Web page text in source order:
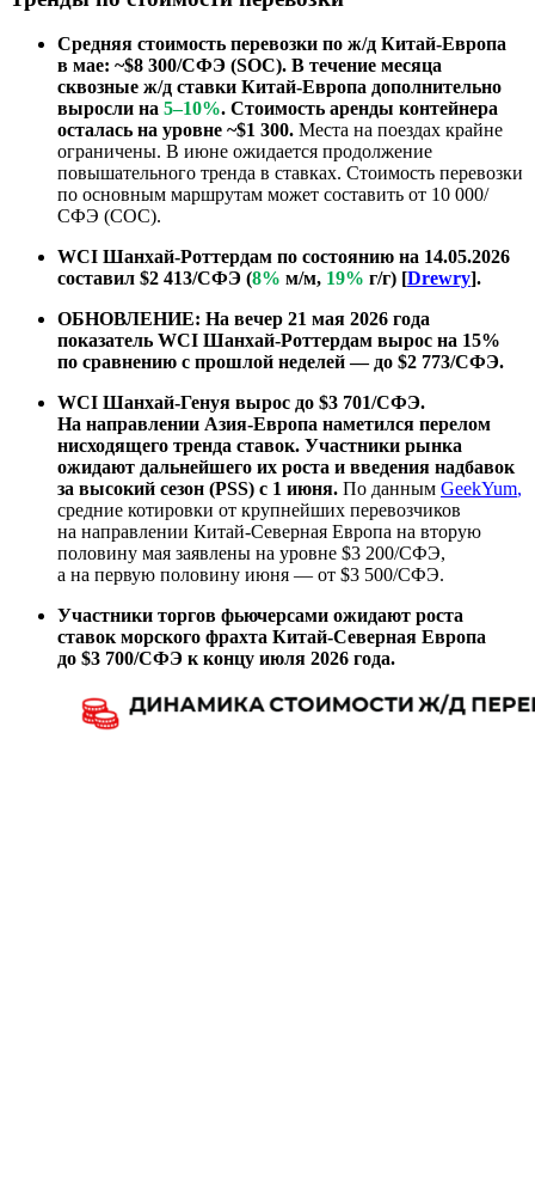
Средняя стоимость перевозки по ж/д Китай-Европа
в мае: ~$8 300/СФЭ (SOC). В течение месяца
сквозные ж/д ставки Китай-Европа дополнительно
выросли на 5–10%. Стоимость аренды контейнера
осталась на уровне ~$1 300. Места на поездах крайне
ограничены. В июне ожидается продолжение
повышательного тренда в ставках. Стоимость перевозки
по основным маршрутам может составить от 10 000/
СФЭ (COC).
WCI Шанхай-Роттердам по состоянию на 14.05.2026
составил $2 413/СФЭ (8% м/м, 19% г/г) [Drewry].
ОБНОВЛЕНИЕ: На вечер 21 мая 2026 года
показатель WCI Шанхай-Роттердам вырос на 15%
по сравнению с прошлой неделей — до $2 773/СФЭ.
WCI Шанхай-Генуя вырос до $3 701/СФЭ.
На направлении Азия-Европа наметился перелом
нисходящего тренда ставок. Участники рынка
ожидают дальнейшего их роста и введения надбавок
за высокий сезон (PSS) с 1 июня. По данным GeekYum,
средние котировки от крупнейших перевозчиков
на направлении Китай-Северная Европа на вторую
половину мая заявлены на уровне $3 200/СФЭ,
а на первую половину июня — от $3 500/СФЭ.
Участники торгов фьючерсами ожидают роста
ставок морского фрахта Китай-Северная Европа
до $3 700/СФЭ к концу июля 2026 года.